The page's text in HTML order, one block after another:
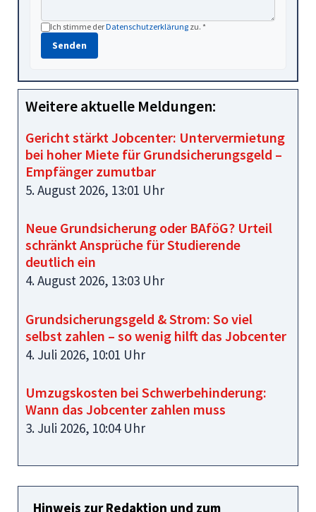
Ich stimme derDatenschutzerklärung zu. *
Senden
Weitere aktuelle Meldungen:
Gericht stärkt Jobcenter: Untervermietung
bei hoher Miete für Grundsicherungsgeld –
Empfänger zumutbar
5. August 2026, 13:01 Uhr
Neue Grundsicherung oder BAföG? Urteil
schränkt Ansprüche für Studierende
deutlich ein
4. August 2026, 13:03 Uhr
Grundsicherungsgeld & Strom: So viel
selbst zahlen – so wenig hilft das Jobcenter
4. Juli 2026, 10:01 Uhr
Umzugskosten bei Schwerbehinderung:
Wann das Jobcenter zahlen muss
3. Juli 2026, 10:04 Uhr
Hinweis zur Redaktion und zum